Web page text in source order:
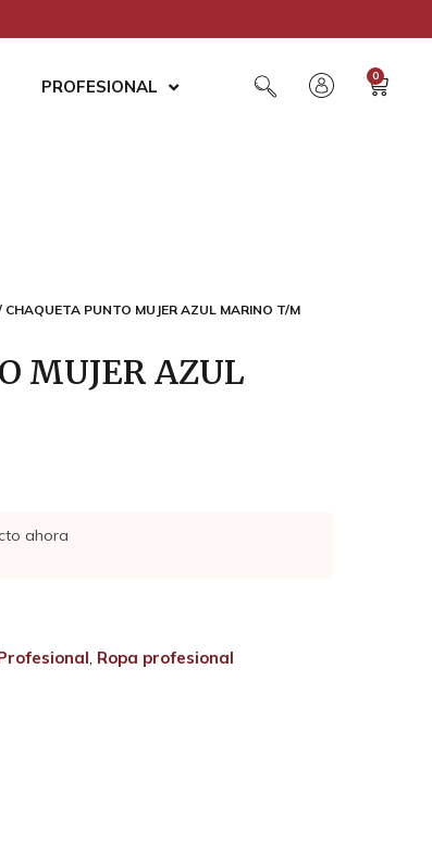
PROFESIONAL
0
PUNTO MUJER AZUL MARINO T/M
MUJER AZUL
ahora
, Ropa profesional